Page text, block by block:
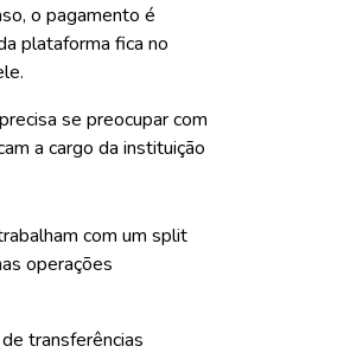
o pagamento é
plataforma fica no
se preocupar com
a cargo da instituição
com um split
operações
transferências